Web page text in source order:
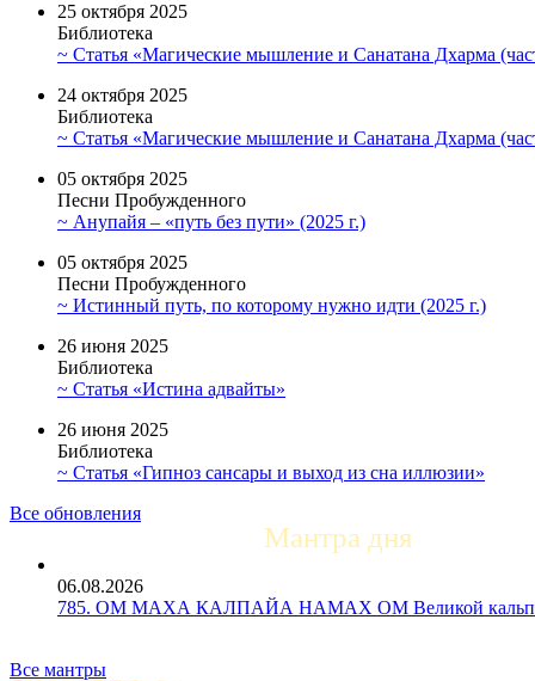
25 октября 2025
Библиотека
~ Статья «Магические мышление и Санатана Дхарма
24 октября 2025
Библиотека
~ Статья «Магические мышление и Санатана Дхарма
05 октября 2025
Песни Пробужденного
~ Анупайя – «путь без пути» (2025 г.)
05 октября 2025
Песни Пробужденного
~ Истинный путь, по которому нужно идти (2025 г.)
26 июня 2025
Библиотека
~ Статья «Истина адвайты»
26 июня 2025
Библиотека
~ Статья «Гипноз сансары и выход из сна иллюзии»
Все обновления
Мантра дня
06.08.2026
785. ОМ МАХА КАЛПАЙА НАМАХ ОМ Великой кальпе
Все мантры